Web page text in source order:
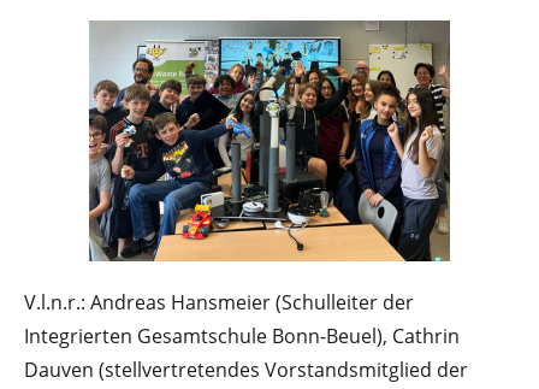
V.l.n.r.: Andreas Hansmeier(Schulleiter der
Integrierten Gesamtschule Bonn-Beuel), Cathrin
Dauven (stellvertretendes Vorstandsmitglied der